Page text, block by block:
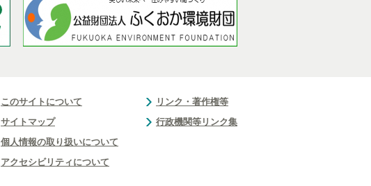
このサイトについて
サイトマップ
個人情報の取り扱いについて
アクセシビリティについて
リンク・著作権等
行政機関等リンク集